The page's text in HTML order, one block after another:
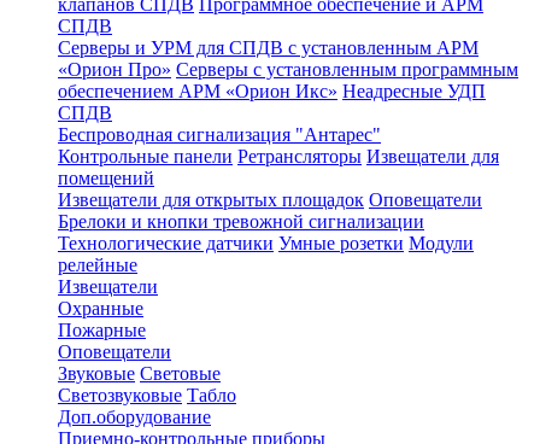
клапанов СПДВ Программное обеспечение и АРМ
СПДВ
Серверы и УРМ для СПДВ с установленным АРМ
«Орион Про» Серверы с установленным программным
обеспечением АРМ «Орион Икс» Неадресные УДП
СПДВ
Беспроводная сигнализация "Антарес"
Контрольные панели Ретрансляторы Извещатели для
помещений
Извещатели для открытых площадок Оповещатели
Брелоки и кнопки тревожной сигнализации
Технологические датчики Умные розетки Модули
релейные
Извещатели
Охранные
Пожарные
Оповещатели
Звуковые Световые
Светозвуковые Табло
Доп.оборудование
Приемно-контрольные приборы